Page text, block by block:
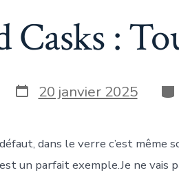
Casks :
Date
de
20 janvier 2025
dans le verre c’est même
un parfait exemple.Je ne vais